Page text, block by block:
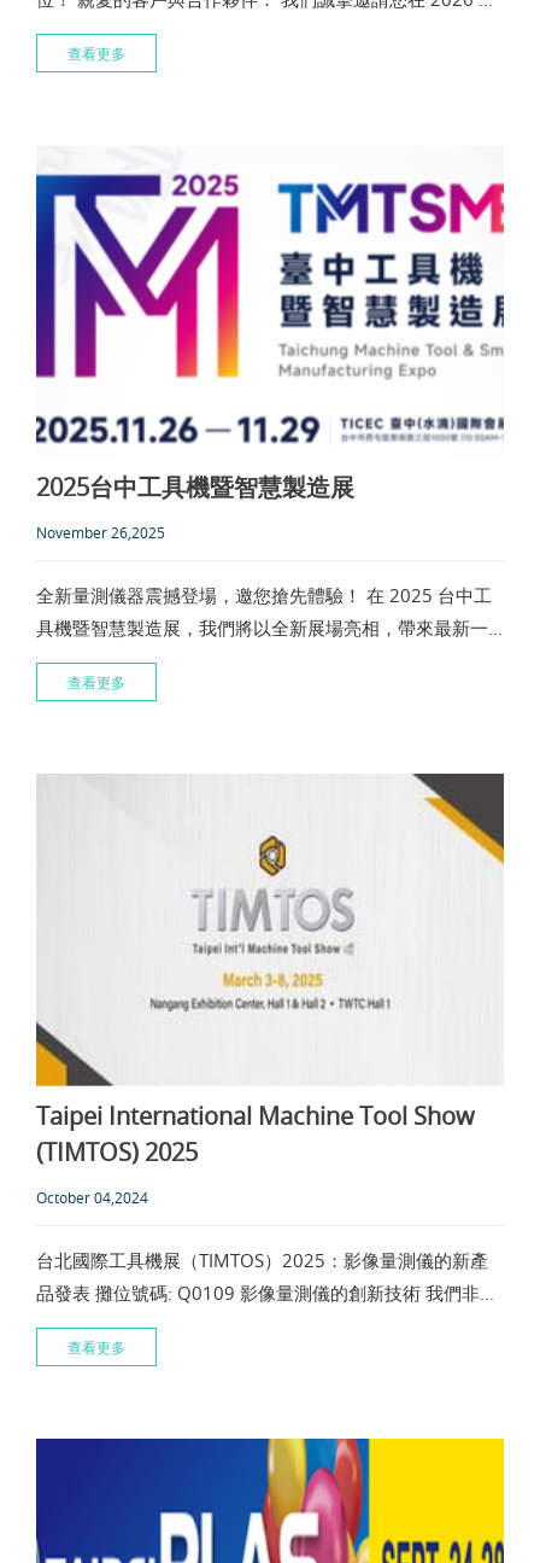
高雄自動化工業展 (KHMICE) 期間蒞臨 CARMAR Accura
查看更多
2025台中工具機暨智慧製造展
November 26,2025
全新量測儀器震撼登場，邀您搶先體驗！ 在 2025 台中工
具機暨智慧製造展，我們將以全新展場亮相，帶來最新一
代的量測儀器，結合更高精度、更快速度與更智慧化的應
用。 無論您關注製程優化、品質提升，或智慧
查看更多
Taipei International Machine Tool Show
(TIMTOS) 2025
October 04,2024
台北國際工具機展（TIMTOS）2025：影像量測儀的新產
品發表 攤位號碼: Q0109 影像量測儀的創新技術 我們非常
高興地宣布，將於2025年3月3日至8日在台北國際工具機
展（TIMTOS）上發表
查看更多